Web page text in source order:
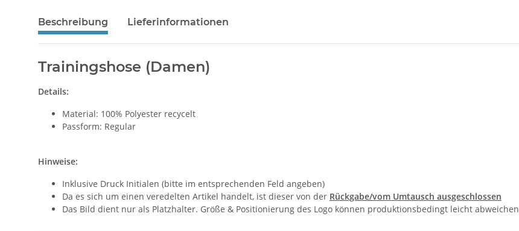
Beschreibung Lieferinformationen
Trainingshose (Damen)
Details:
Material: 100% Polyester recycelt
Passform: Regular
Hinweise:
Inklusive Druck Initialen (bitte im entsprechenden Feld angeben)
Da es sich um einen veredelten Artikel handelt, ist dieser von der Rückgabe/vom Umtausch ausgeschlossen
Das Bild dient nur als Platzhalter. Größe & Positionierung des Logo können produktionsbedingt leicht abweichen